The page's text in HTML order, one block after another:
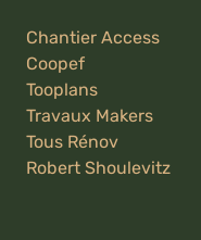
Chantier Access
Coopef
Tooplans
Travaux Makers
Tous Rénov
Robert Shoulevitz